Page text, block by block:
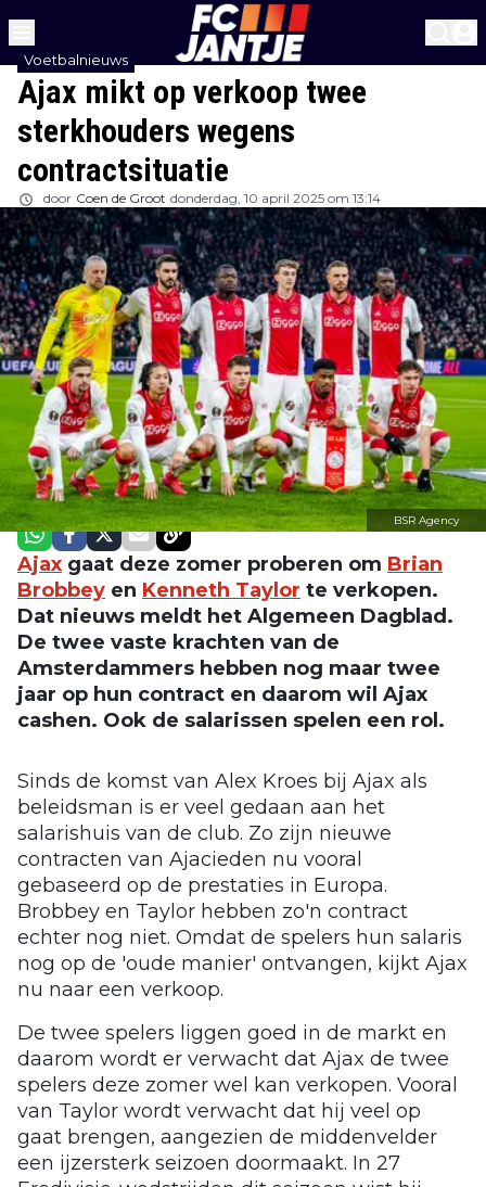
Ajax mikt op verkoop twee
sterkhouders wegens
contractsituatie
Voetbalnieuws
door Coen de Groot donderdag, 10 april 2025 om 13:14
BSR Agency
Ajax gaat deze zomer proberen om Brian
Brobbey en Kenneth Taylor te verkopen.
Dat nieuws meldt het Algemeen Dagblad.
De twee vaste krachten van de
Amsterdammers hebben nog maar twee
jaar op hun contract en daarom wil Ajax
cashen. Ook de salarissen spelen een rol.
Sinds de komst van Alex Kroes bij Ajax als
beleidsman is er veel gedaan aan het
salarishuis van de club. Zo zijn nieuwe
contracten van Ajacieden nu vooral
gebaseerd op de prestaties in Europa.
Brobbey en Taylor hebben zo'n contract
echter nog niet. Omdat de spelers hun salaris
nog op de 'oude manier' ontvangen, kijkt Ajax
nu naar een verkoop.
De twee spelers liggen goed in de markt en
daarom wordt er verwacht dat Ajax de twee
spelers deze zomer wel kan verkopen. Vooral
van Taylor wordt verwacht dat hij veel op
gaat brengen, aangezien de middenvelder
een ijzersterk seizoen doormaakt. In 27